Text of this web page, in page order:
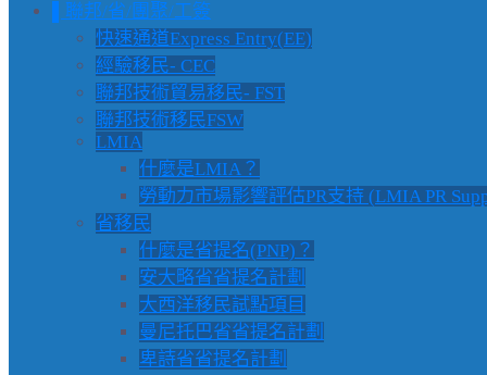
▌聯邦/省/團聚/工簽
快速通道Express Entry(EE)
經驗移民- CEC
聯邦技術貿易移民- FST
聯邦技術移民FSW
LMIA
什麼是LMIA？
勞動力市場影響評估PR支持 (LMIA PR
省移民
什麼是省提名(PNP)？
安大略省省提名計劃
大西洋移民試點項目
曼尼托巴省省提名計劃
卑詩省省提名計劃